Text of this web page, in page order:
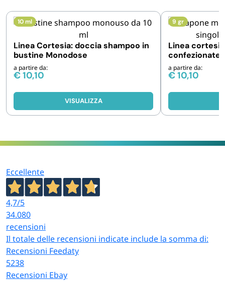
10 ml
Linea Cortesia: doccia shampoo in
bustine Monodose
a partire da:
€10,10
VISUALIZZA
9 gr
Linea
confezionate
a partire da:
€10,10
Eccellente
4,7/5
34.080
recensioni
Il totale delle recensioni indicate include la somma di:
Recensioni Feedaty
5238
Recensioni Ebay